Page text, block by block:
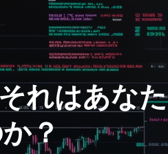
れはあなた
？